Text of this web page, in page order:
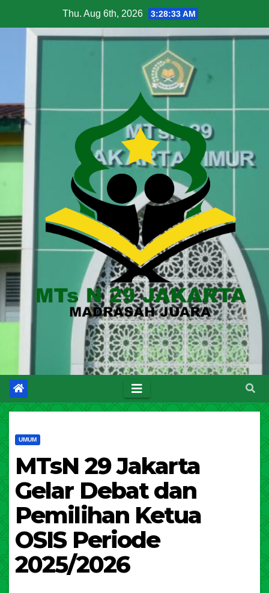
Thu. Aug 6th, 2026 3:28:34 AM
UMUM
MTsN 29 Jakarta
Gelar Debat dan
Pemilihan Ketua
OSIS Periode
2025/2026